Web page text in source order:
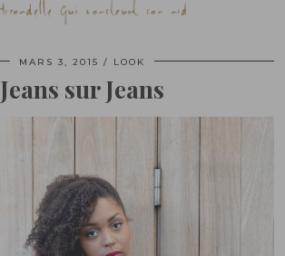
MARS 3, 2015 LOOK
Jeans sur Jeans